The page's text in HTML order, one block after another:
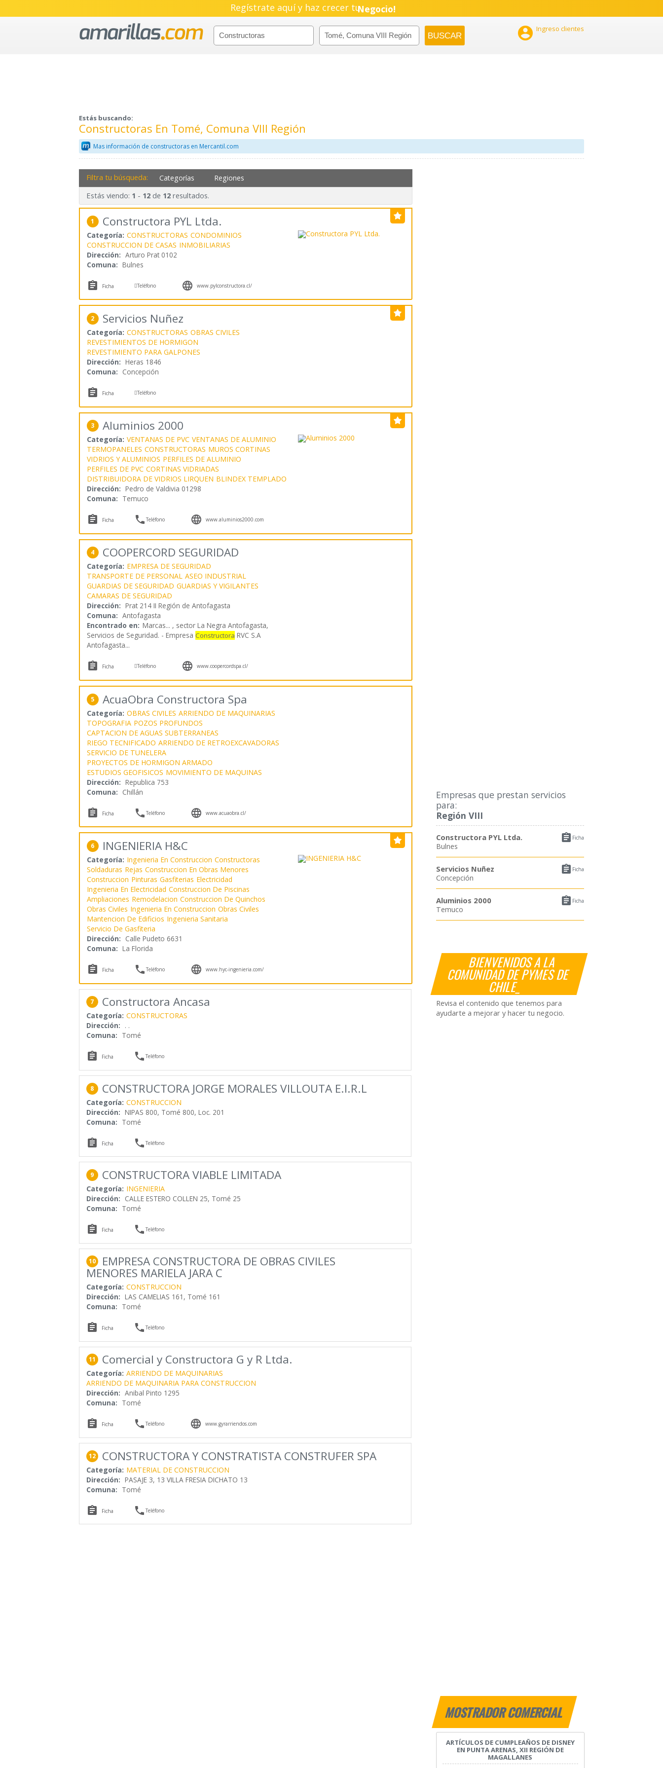
Regístrate aquí y haz crecer tuEmpresa!
Negocio!
Pyme!
 Ingreso clientes
Estás buscando:
Constructoras En Tomé, Comuna VIII Región
Mas información de constructoras en Mercantil.com
Empresas que prestan servicios
para:
Región VIII
 Ficha
Constructora PYL Ltda.
Bulnes
 Ficha
Servicios Nuñez
Concepción
 Ficha
Aluminios 2000
Temuco
BIENVENIDOS A LA
COMUNIDAD DE PYMES DE
CHILE_
Revisa el contenido que tenemos para
ayudarte a mejorar y hacer tu negocio.
MOSTRADOR COMERCIAL
ARTÍCULOS DE CUMPLEAÑOS DE DISNEY
EN PUNTA ARENAS, XII REGIÓN DE
MAGALLANES
Filtra tu búsqueda: Categorías Regiones
Estás viendo: 1 - 12de 12resultados.
1 Constructora PYL Ltda.
Categoría: CONSTRUCTORAS CONDOMINIOS
CONSTRUCCION DE CASAS INMOBILIARIAS
Dirección: Arturo Prat 0102
Comuna: Bulnes
 Ficha Teléfono  www.pylconstructora.cl/
2 Servicios Nuñez
Categoría: CONSTRUCTORAS OBRAS CIVILES
REVESTIMIENTOS DE HORMIGON
REVESTIMIENTO PARA GALPONES
Dirección: Heras 1846
Comuna: Concepción
 Ficha Teléfono
3 Aluminios 2000
Categoría: VENTANAS DE PVC VENTANAS DE ALUMINIO
TERMOPANELES CONSTRUCTORAS MUROS CORTINAS
VIDRIOS Y ALUMINIOS PERFILES DE ALUMINIO
PERFILES DE PVC CORTINAS VIDRIADAS
DISTRIBUIDORA DE VIDRIOS LIRQUEN BLINDEX TEMPLADO
Dirección: Pedro de Valdivia 01298
Comuna: Temuco
 Ficha Teléfono  www.aluminios2000.com
4 COOPERCORD SEGURIDAD
Categoría: EMPRESA DE SEGURIDAD
TRANSPORTE DE PERSONAL ASEO INDUSTRIAL
GUARDIAS DE SEGURIDAD GUARDIAS Y VIGILANTES
CAMARAS DE SEGURIDAD
Dirección: Prat 214 II Región de Antofagasta
Comuna: Antofagasta
Encontrado en: Marcas... , sector La Negra Antofagasta,
Servicios de Seguridad. - Empresa Constructora RVC S.A
Antofagasta...
 Ficha Teléfono  www.coopercordspa.cl/
5 AcuaObra Constructora Spa
Categoría: OBRAS CIVILES ARRIENDO DE MAQUINARIAS
TOPOGRAFIA POZOS PROFUNDOS
CAPTACION DE AGUAS SUBTERRANEAS
RIEGO TECNIFICADO ARRIENDO DE RETROEXCAVADORAS
SERVICIO DE TUNELERA
PROYECTOS DE HORMIGON ARMADO
ESTUDIOS GEOFISICOS MOVIMIENTO DE MAQUINAS
Dirección: Republica 753
Comuna: Chillán
 Ficha Teléfono  www.acuaobra.cl/
6 INGENIERIA H&C
Categoría: Ingenieria En Construccion Constructoras
Soldaduras Rejas Construccion En Obras Menores
Construccion Pinturas Gasfiterias Electricidad
Ingenieria En Electricidad Construccion De Piscinas
Ampliaciones Remodelacion Construccion De Quinchos
Obras Civiles Ingenieria En Construccion Obras Civiles
Mantencion De Edificios Ingenieria Sanitaria
Servicio De Gasfiteria
Dirección: Calle Pudeto 6631
Comuna: La Florida
 Ficha Teléfono  www.hyc-ingenieria.com/
7 Constructora Ancasa
Categoría: CONSTRUCTORAS
Dirección: . .
Comuna: Tomé
 Ficha Teléfono
8 CONSTRUCTORA JORGE MORALES VILLOUTA E.I.R.L
Categoría: CONSTRUCCION
Dirección: NIPAS 800, Tomé 800, Loc. 201
Comuna: Tomé
 Ficha Teléfono
9 CONSTRUCTORA VIABLE LIMITADA
Categoría: INGENIERIA
Dirección: CALLE ESTERO COLLEN 25, Tomé 25
Comuna: Tomé
 Ficha Teléfono
10 EMPRESA CONSTRUCTORA DE OBRAS CIVILES
MENORES MARIELA JARA C
Categoría: CONSTRUCCION
Dirección: LAS CAMELIAS 161, Tomé 161
Comuna: Tomé
 Ficha Teléfono
11 Comercial y Constructora G y R Ltda.
Categoría: ARRIENDO DE MAQUINARIAS
ARRIENDO DE MAQUINARIA PARA CONSTRUCCION
Dirección: Anibal Pinto 1295
Comuna: Tomé
 Ficha Teléfono  www.gyrarriendos.com
12 CONSTRUCTORA Y CONSTRATISTA CONSTRUFER SPA
Categoría: MATERIAL DE CONSTRUCCION
Dirección: PASAJE 3, 13 VILLA FRESIA DICHATO 13
Comuna: Tomé
 Ficha Teléfono